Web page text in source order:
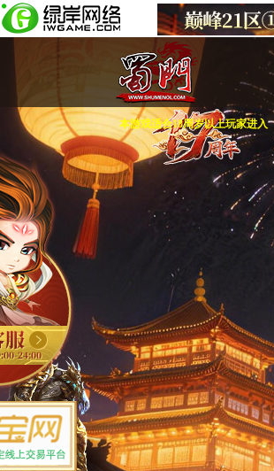
本游戏适合18周岁以上玩家进入